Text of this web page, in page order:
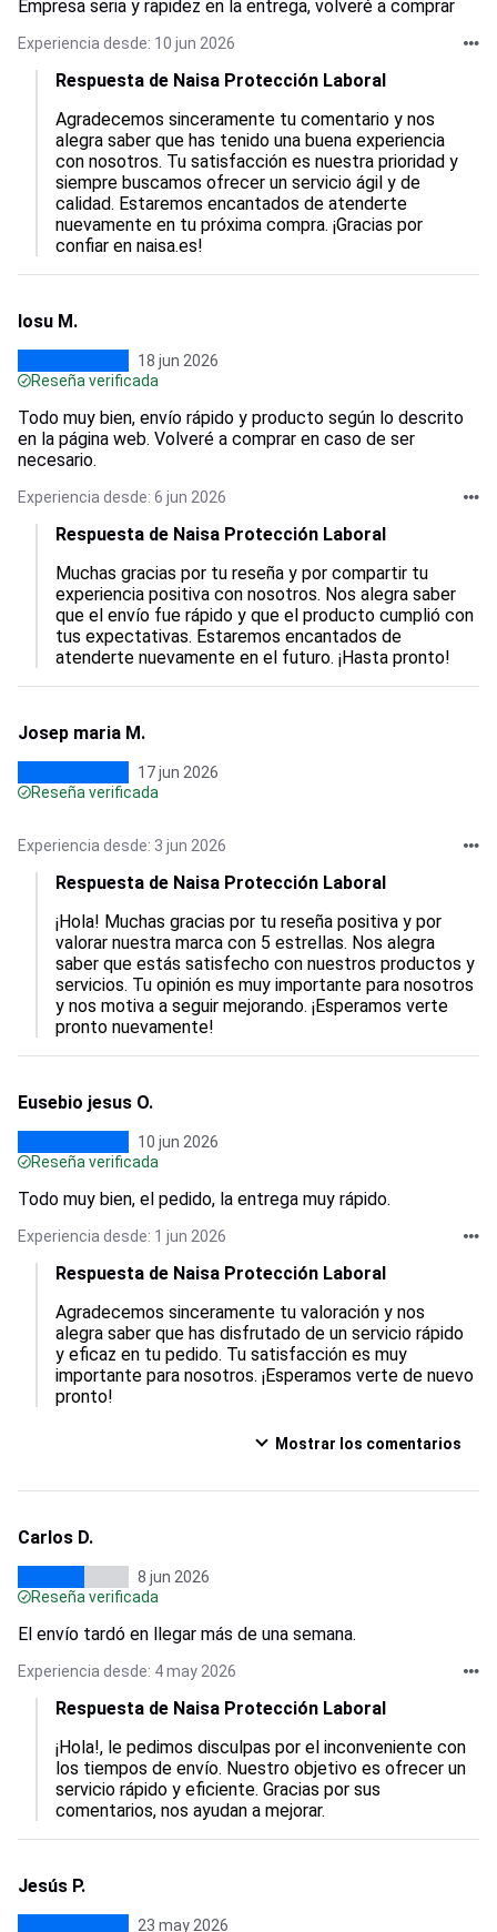
Empresa seria y rapidez en la entrega, volveré a comprar
Experiencia desde: 10 jun 2026
Respuesta de Naisa Protección Laboral
Agradecemos sinceramente tu comentario y nos
alegra saber que has tenido una buena experiencia
con nosotros. Tu satisfacción es nuestra prioridad y
siempre buscamos ofrecer un servicio ágil y de
calidad. Estaremos encantados de atenderte
nuevamente en tu próxima compra. ¡Gracias por
confiar en naisa.es!
Iosu M.
18 jun 2026
Reseña verificada
Todo muy bien, envío rápido y producto según lo descrito
en la página web. Volveré a comprar en caso de ser
necesario.
Experiencia desde: 6 jun 2026
Respuesta de Naisa Protección Laboral
Muchas gracias por tu reseña y por compartir tu
experiencia positiva con nosotros. Nos alegra saber
que el envío fue rápido y que el producto cumplió con
tus expectativas. Estaremos encantados de
atenderte nuevamente en el futuro. ¡Hasta pronto!
Josep maria M.
17 jun 2026
Reseña verificada
Experiencia desde: 3 jun 2026
Respuesta de Naisa Protección Laboral
¡Hola! Muchas gracias por tu reseña positiva y por
valorar nuestra marca con 5 estrellas. Nos alegra
saber que estás satisfecho con nuestros productos y
servicios. Tu opinión es muy importante para nosotros
y nos motiva a seguir mejorando. ¡Esperamos verte
pronto nuevamente!
Eusebio jesus O.
10 jun 2026
Reseña verificada
Todo muy bien, el pedido, la entrega muy rápido.
Experiencia desde: 1 jun 2026
Respuesta de Naisa Protección Laboral
Agradecemos sinceramente tu valoración y nos
alegra saber que has disfrutado de un servicio rápido
y eficaz en tu pedido. Tu satisfacción es muy
importante para nosotros. ¡Esperamos verte de nuevo
pronto!
Mostrar los comentarios
Carlos D.
8 jun 2026
Reseña verificada
El envío tardó en llegar más de una semana.
Experiencia desde: 4 may 2026
Respuesta de Naisa Protección Laboral
¡Hola!, le pedimos disculpas por el inconveniente con
los tiempos de envío. Nuestro objetivo es ofrecer un
servicio rápido y eficiente. Gracias por sus
comentarios, nos ayudan a mejorar.
Jesús P.
23 may 2026